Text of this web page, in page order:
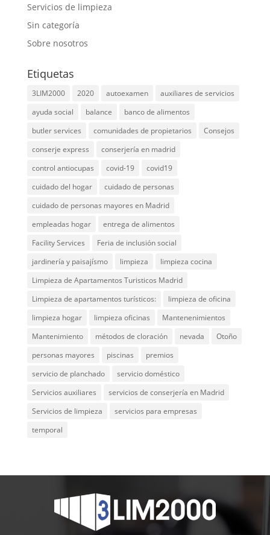
Servicios de limpieza
Sin categoría
Sobre nosotros
Etiquetas
3LIM2000 2020 autoexamen
auxiliares de servicios
ayuda social
balance
banco de alimentos
butler services
comunidades de propietarios
Consejos
conserje express
conserjería en madrid
control antiocupas
covid-19
covid19
cuidado del hogar
cuidado de personas
cuidado de personas mayores en Madrid
empleadas hogar
entrega de alimentos
Facility Services
Feria de inclusión social
jardinería y paisajísmo
limpieza
limpieza cocina
Limpieza de Apartamentos Turisticos Madrid
Limpieza de apartamentos turísticos:
limpieza de oficina
limpieza hogar
limpieza oficinas
Mantenenimientos
Mantenimiento
métodos de cloración nevada
Otoño
personas mayores
piscinas
premios
servicio de planchado
servicio doméstico
Servicios auxiliares
servicios de conserjería en Madrid
Servicios de limpieza
servicios para empresas
temporal